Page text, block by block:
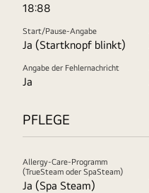
18:88
Start/Pause-Angabe
Ja (Startknopf blinkt)
Angabe der Fehlernachricht
Ja
PFLEGE
Allergy-Care-Programm
(TrueSteam oder SpaSteam)
Ja (Spa Steam)